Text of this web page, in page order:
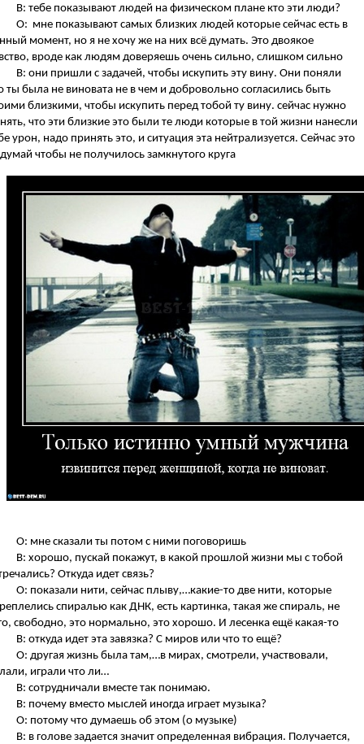
В: тебе показывают людей на физическом плане кто эти люди?
О: мне показывают самых близких людей которые сейчас есть в
момент, но я не хочу же на них всё думать. Это двоякое
вроде как людям доверяешь очень сильно, слишком сильно
В: они пришли с задачей, чтобы искупить эту вину. Они поняли
ты была не виновата не в чем и добровольно согласились быть
близкими, чтобы искупить перед тобой ту вину. сейчас нужно
что эти близкие это были те люди которые в той жизни нанесли
урон, надо принять это, и ситуация эта нейтрализуется. Сейчас это
чтобы не получилось замкнутого круга
О: мне сказали ты потом с ними поговоришь
В: хорошо, пускай покажут, в какой прошлой жизни мы с тобой
Откуда идет связь?
О: показали нити, сейчас плыву,…какие-то две нити, которые
спиралью как ДНК, есть картинка, такая же спираль, не
свободно, это нормально, это хорошо. И лесенка ещё какая-то
В: откуда идет эта завязка? С миров или что то ещё?
О: другая жизнь была там,…в мирах, смотрели, участвовали,
играли что ли…
В: сотрудничали вместе так понимаю.
В: почему вместо мыслей иногда играет музыка?
О: потому что думаешь об этом (о музыке)
В: в голове задается значит определенная вибрация. Получается,